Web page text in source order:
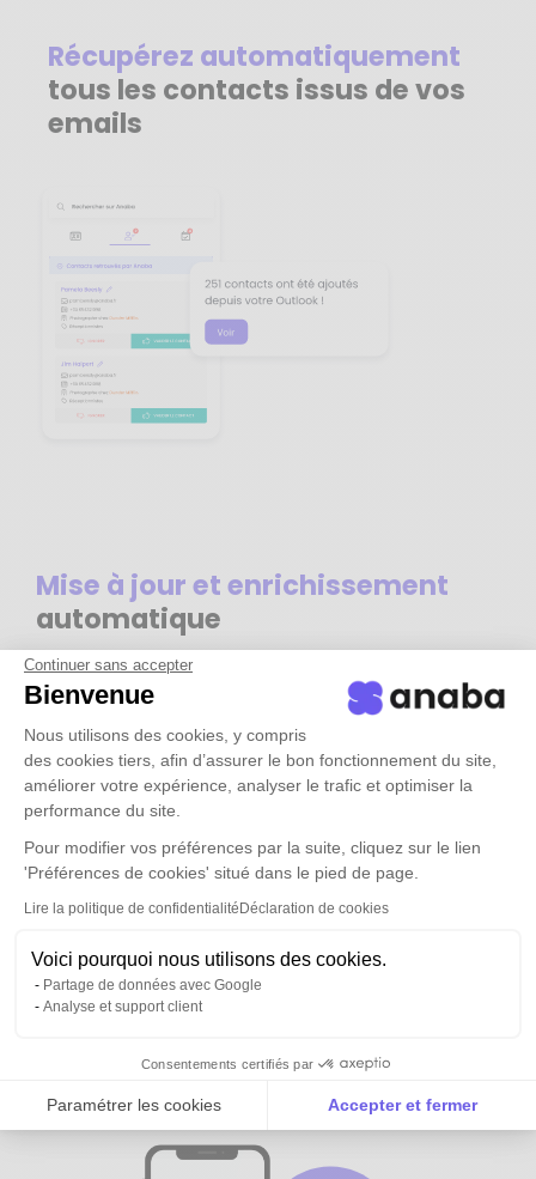
Continuer sans accepter
Bienvenue
Nous utilisons des cookies, y compris
des cookies tiers, afin d’assurer le bon fonctionnement du site,
améliorer votre expérience, analyser le trafic et optimiser la
performance du site.
Pour modifier vos préférences par la suite, cliquez sur le lien
'Préférences de cookies' situé dans le pied de page.
Lire la politique de confidentialitéDéclaration de cookies
Voici pourquoi nous utilisons des cookies.
Partage de données avec Google
Analyse et support client
Consentements certifiés par
Paramétrer les cookies Accepter et fermer
Axeptio consent
Plateforme de Gestion du Consentement :
Récupérez automatiquement
tous les contacts issus de vos
emails
Mise à jour et enrichissement
automatique
équipesdisponibles partout